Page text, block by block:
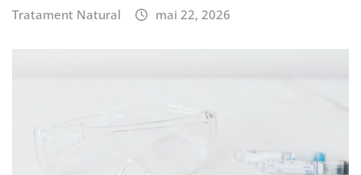
Tratament Natural mai 22, 2026